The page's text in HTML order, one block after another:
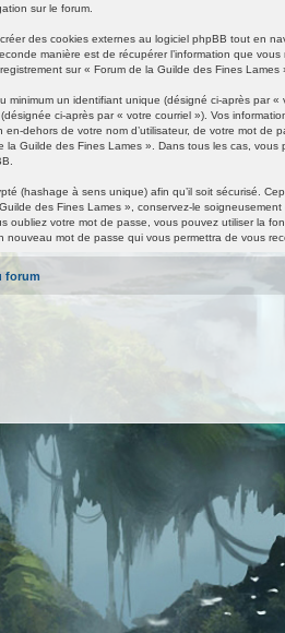
sur le forum.
des cookies externes au logiciel phpBB tout en
manière est de récupérer l’information que
sur « Forum de la Guilde des Fines
minimum un identifiant unique (désigné ci-après par
ci-après par « votre courriel »). Vos
en-dehors de votre nom d’utilisateur, de votre mot
la Guilde des Fines Lames ». Dans tous les cas,
(hashage à sens unique) afin qu’il soit sécurisé.
des Fines Lames », conservez-le
oubliez votre mot de passe, vous pouvez utiliser la
nouveau mot de passe qui vous permettra de vous
forum